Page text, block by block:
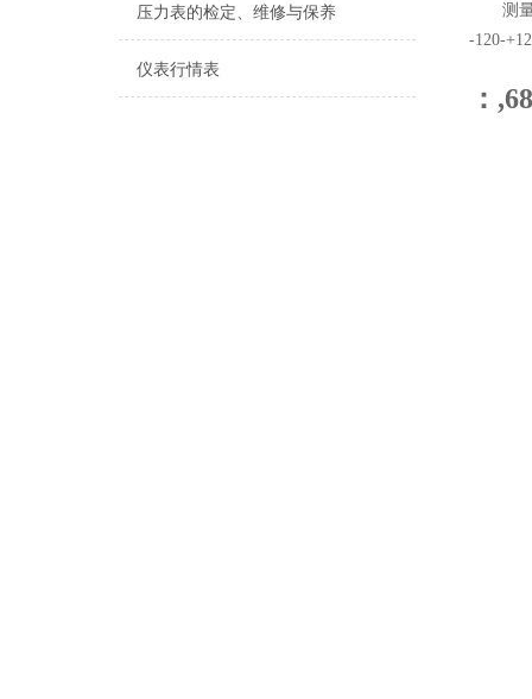
压力表的检定、维修与保养
仪表行情表
测量范
-120-
：